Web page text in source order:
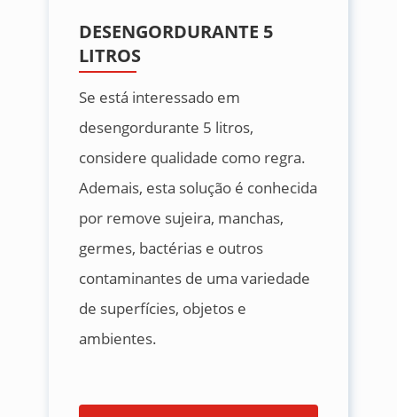
DESENGORDURANTE 5
LITROS
Se está interessado em
desengordurante 5 litros,
considere qualidade como regra.
Ademais, esta solução é conhecida
por remove sujeira, manchas,
germes, bactérias e outros
contaminantes de uma variedade
de superfícies, objetos e
ambientes.